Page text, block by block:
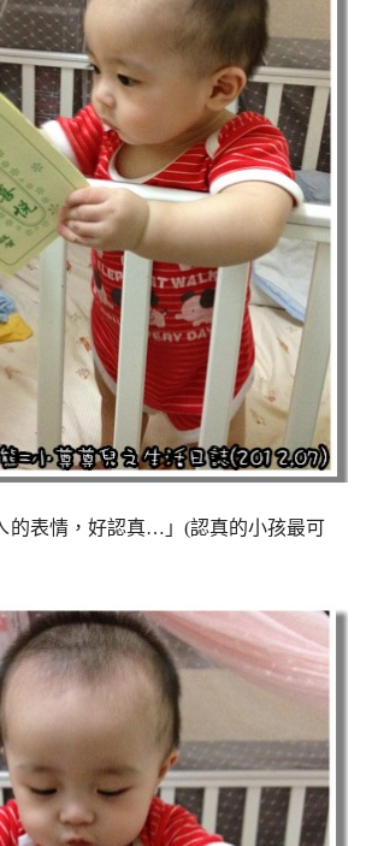
的表情，好認真…」(認真的小孩最可